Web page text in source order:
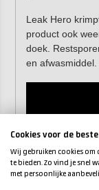
Leak Hero
product ook
doek.
en afwasmiddel.
Cookies voor de
Wij gebruiken cookies om
te bieden. Zo vind je snel
met persoonlijke